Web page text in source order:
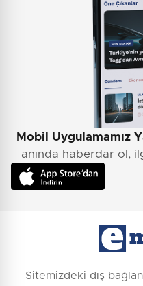
Mobil Uygulamamız
anında haberdar ol,
Sitemizdeki dış